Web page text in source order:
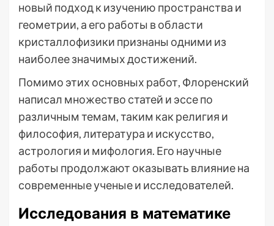
новый подход к изучению пространства и
геометрии, а его работы в области
кристаллофизики признаны одними из
наиболее значимых достижений.
Помимо этих основных работ, Флоренский
написал множество статей и эссе по
различным темам, таким как религия и
философия, литература и искусство,
астрология и мифология. Его научные
работы продолжают оказывать влияние на
современные ученые и исследователей.
Исследования в математике